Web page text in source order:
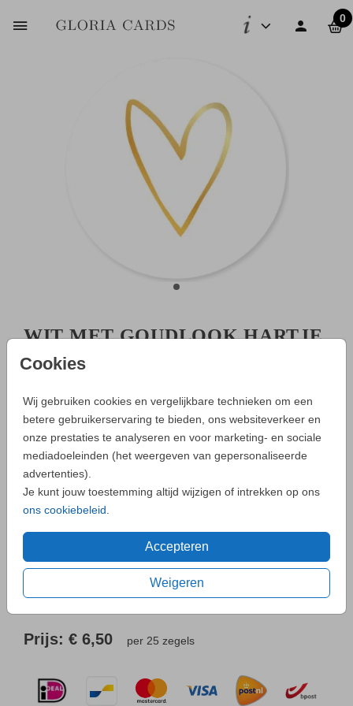
0
Cookies
Wij gebruiken cookies en vergelijkbare technieken om een
betere gebruikerservaring te bieden, ons websiteverkeer en
onze prestaties te analyseren en voor marketing- en sociale
mediadoeleinden (het weergeven van gepersonaliseerde
advertenties).
Je kunt jouw toestemming altijd wijzigen of intrekken op ons
ons cookiebeleid
Accepteren
Weigeren
WIT MET GOUDLOOK HARTJE
Helaas is dit product tijdelijk uitverkocht!
Heb je vragen? Neem dan contact met ons op.
Neemcontact
Prijs: € 6,50 per 25 zegels